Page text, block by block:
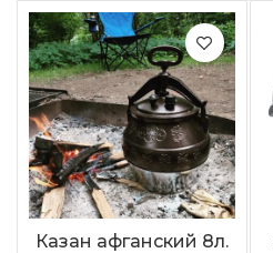
Казан афганский 8л.